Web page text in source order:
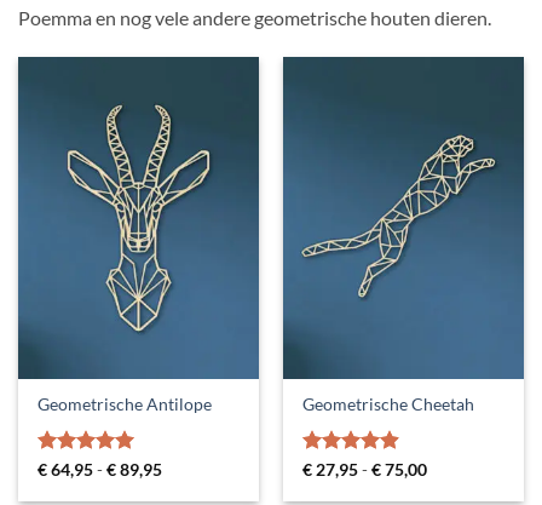
Poemma en nog vele andere geometrische houten dieren.
Geometrische Antilope
Gewaardeerd
€64,95-€89,95Prijsklasse:
tot
Geometrische Cheetah
Gewaardeerd
€ 27,95-€75,00Prijsklasse:
tot